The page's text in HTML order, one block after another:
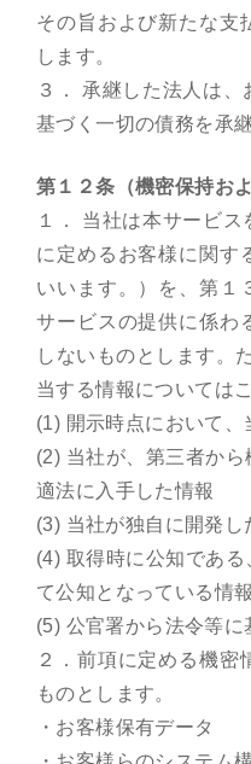
その旨および新たな支
します。
３． 承継した法人は
基づく一切の債務を承
第１２条（機密保持お
１． 当社は本サービ
に定めるお客様に関す
いいます。）を、第１
サービスの提供に係わ
しないものとします。
当する情報については
(1) 開示時点において
(2) 当社が、第三者から
適法に入手した情報
(3) 当社が独自に開発し
(4) 取得時に公知であ
て公知となっている情報
(5) 公官署から法令等
２．前項に定める機密
ものとします。
・お客様保有データ